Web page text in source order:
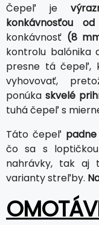
Čepeľ je
konkávnosťou
konkávnosť (8
kontrolu balónika
presne tá čepeľ,
vyhovovať,
ponúkaskvelé
tuhá čepeľ s
Táto čepeľ
čo sa s
nahrávky, tak aj
varianty streľby.